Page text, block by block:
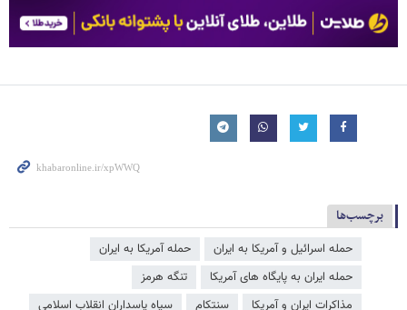
برچسب‌ها
حمله اسرائیل و آمریکا به ایران
حمله آمریکا به ایران
حمله ایران به پایگاه های آمریکا
تنگه هرمز
مذاکرات ایران و آمریکا
سنتکام
سپاه پاسداران انقلاب اسلامی